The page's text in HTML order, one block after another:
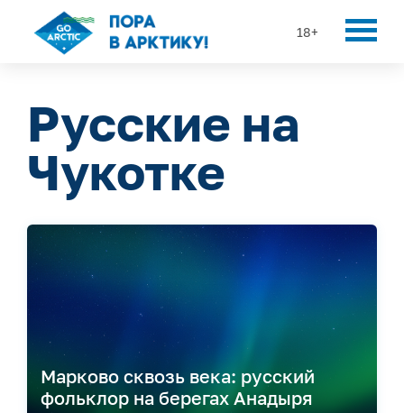
18+
Русские на
Чукотке
Марково сквозь века: русский
фольклор на берегах Анадыря